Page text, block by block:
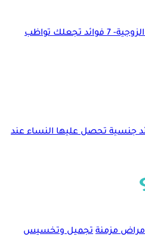
أسباب ممارسة العلاقة الزوجية- 7 فوائد تجعلك تواظب
للمرأة- 5 فوائد جنسية تحصل عليها النساء عند
مزمنة تجميل وتخسيس